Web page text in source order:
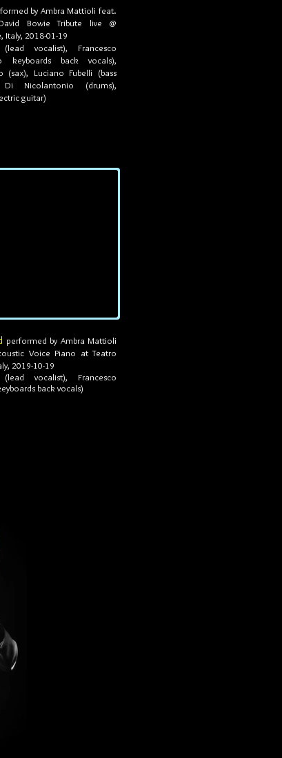
by Ambra Mattioli feat.
Bowie Tribute live @
Italy, 2018-01-19
vocalist), Francesco
keyboards back vocals),
(sax), Luciano Fubelli (bass
Nicolantonio (drums),
guitar)
performed by Ambra Mattioli
Voice Piano at Teatro
2019-10-19
vocalist), Francesco
back vocals)